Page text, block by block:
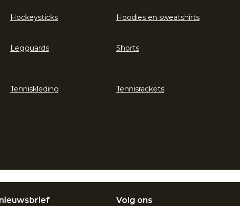
Hockeysticks Hoodies en sweatshirts
Legguards Shorts
Tenniskleding Tennisrackets
Volg ons